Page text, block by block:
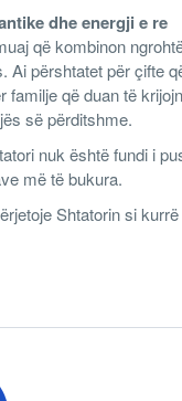
dhe energji e re
që kombinon
Ai përshtatet për çifte
familje që duan të
së përditshme.
nuk është fundi i
më të bukura.
Shtatorin si